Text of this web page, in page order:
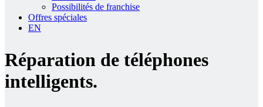
Possibilités de franchise
Offres spéciales
EN
Réparation de téléphones
intelligents.